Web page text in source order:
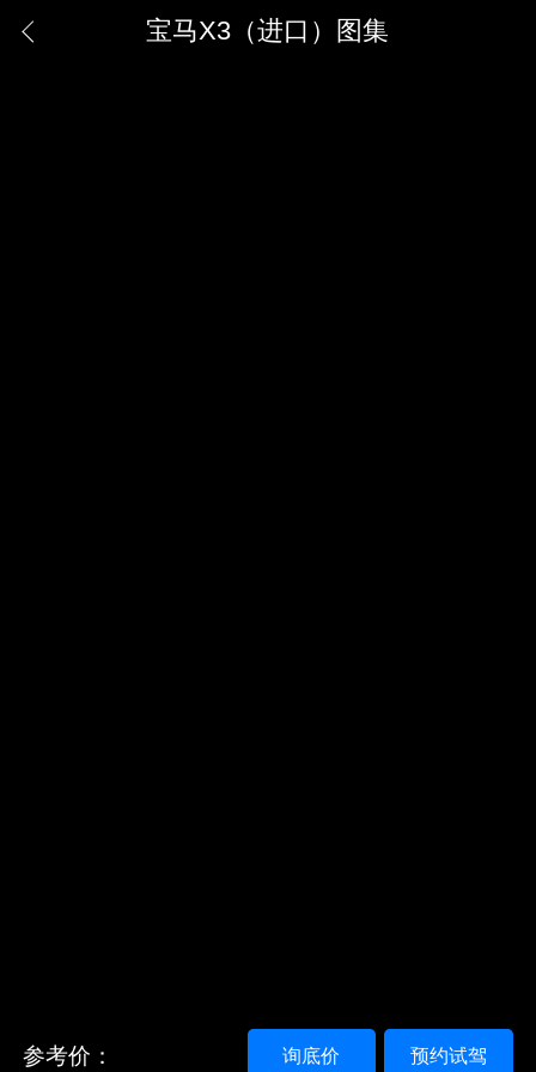
宝马X3（进口）图集
参考价： 预约试驾
询底价